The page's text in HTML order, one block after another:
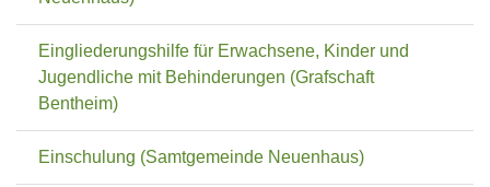
Eingliederungshilfe für Erwachsene, Kinder und
Jugendliche mit Behinderungen (Grafschaft
Bentheim)
Einschulung (Samtgemeinde Neuenhaus)